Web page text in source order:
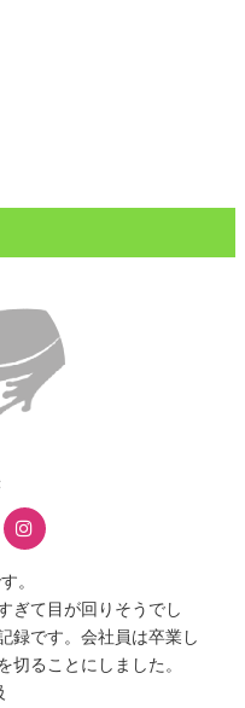
。
ぎて目が回りそうでし
録です。会社員は卒業し
切ることにしました。